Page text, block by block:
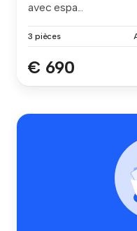
avec espa...
3 pièces
€ 690